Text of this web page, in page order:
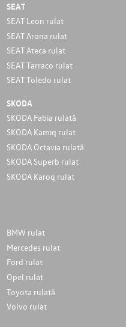
SEAT
SEAT Leon rulat
SEAT Arona rulat
SEAT Ateca rulat
SEAT Tarraco rulat
SEAT Toledo rulat
SKODA
SKODA Fabia rulată
SKODA Kamiq rulat
SKODA Octavia rulată
SKODA Superb rulat
SKODA Karoq rulat
BMW rulat
Mercedes rulat
Ford rulat
Opel rulat
Toyota rulată
Volvo rulat